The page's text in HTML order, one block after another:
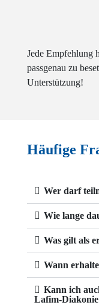
Jede Empfehlung
passgenau zu
Unterstützung!
Häufige
Wer darf
Wie lange
Was gilt als
Wann
Kann ich
Lafim-